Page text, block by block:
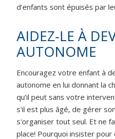
d’enfants sont épuisés par
AIDEZ-LE À
AUTONOME
Encouragez votre enfant à
autonome en lui donnant la
qu’il peut sans votre
s'il est plus âgé, de gérer
s'organiser tout seul. Et ne
place! Pourquoi insister pour